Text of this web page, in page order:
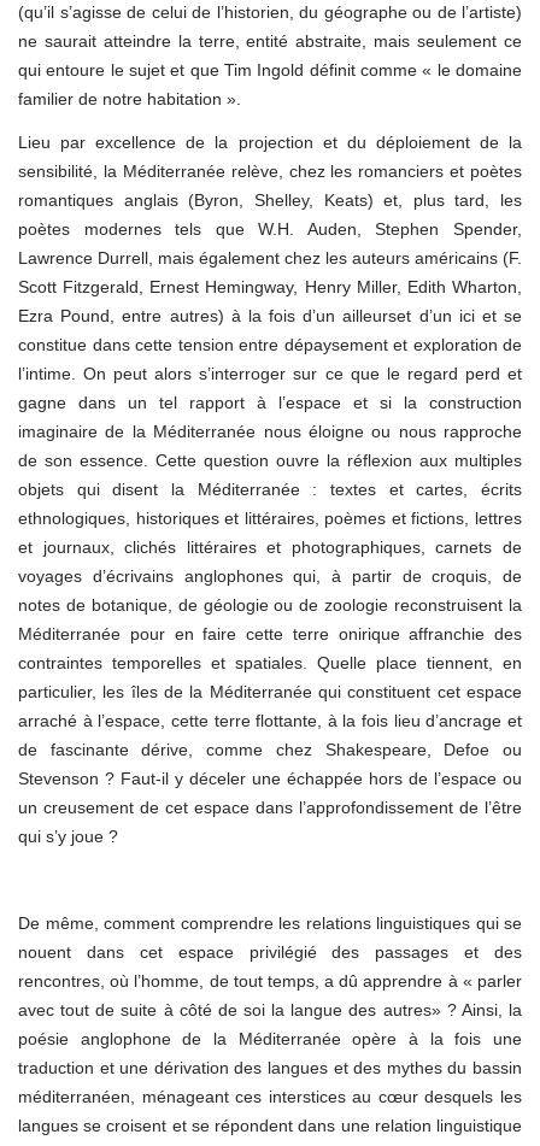
(qu’il s’agisse de celui de l’historien, du géographe ou de l’artiste)
ne saurait atteindre la terre, entité abstraite, mais seulement ce
qui entoure le sujet et que Tim Ingold définit comme « le domaine
familier de notre habitation ».
Lieu par excellence de la projection et du déploiement de la
sensibilité, la Méditerranée relève, chez les romanciers et poètes
romantiques anglais (Byron, Shelley, Keats) et, plus tard, les
poètes modernes tels que W.H. Auden, Stephen Spender,
Lawrence Durrell, mais également chez les auteurs américains (F.
Scott Fitzgerald, Ernest Hemingway, Henry Miller, Edith Wharton,
Ezra Pound, entre autres) à la fois d’un ailleurset d’un ici et se
constitue dans cette tension entre dépaysement et exploration de
l’intime. On peut alors s’interroger sur ce que le regard perd et
gagne dans un tel rapport à l’espace et si la construction
imaginaire de la Méditerranée nous éloigne ou nous rapproche
de son essence. Cette question ouvre la réflexion aux multiples
objets qui disent la Méditerranée : textes et cartes, écrits
ethnologiques, historiques et littéraires, poèmes et fictions, lettres
et journaux, clichés littéraires et photographiques, carnets de
voyages d’écrivains anglophones qui, à partir de croquis, de
notes de botanique, de géologie ou de zoologie reconstruisent la
Méditerranée pour en faire cette terre onirique affranchie des
contraintes temporelles et spatiales. Quelle place tiennent, en
particulier, les îles de la Méditerranée qui constituent cet espace
arraché à l’espace, cette terre flottante, à la fois lieu d’ancrage et
de fascinante dérive, comme chez Shakespeare, Defoe ou
Stevenson ? Faut-il y déceler une échappée hors de l’espace ou
un creusement de cet espace dans l’approfondissement de l’être
qui s’y joue ?
De même, comment comprendre les relations linguistiques qui se
nouent dans cet espace privilégié des passages et des
rencontres, où l’homme, de tout temps, a dû apprendre à « parler
avec tout de suite à côté de soi la langue des autres» ? Ainsi, la
poésie anglophone de la Méditerranée opère à la fois une
traduction et une dérivation des langues et des mythes du bassin
méditerranéen, ménageant ces interstices au cœur desquels les
langues se croisent et se répondent dans une relation linguistique